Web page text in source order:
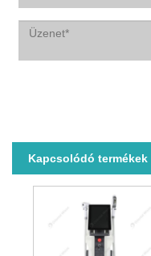
Kapcsolódó termékek